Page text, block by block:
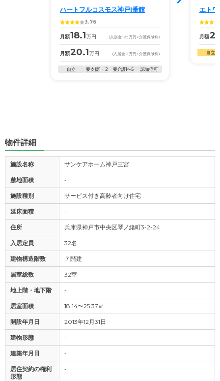
ハートフルコスモス神戸I番館
3.76
月額18.1万円 (入居金120万円 +介護保険料)
月額20.1万円 (入居金0万円 +介護保険料)
自立 要支援1・2 要介護1〜5 認知症可
エト
月額
自立
物件詳細
施設名称 サンケアホーム神戸三宮
敷地面積 -
施設種別 サービス付き高齢者向け住宅
延床面積 -
住所 兵庫県神戸市中央区琴ノ緒町3-2-24
入居定員 32名
建物構造階数 ７階建
居室総数 32室
地上階・地下階 -
居室面積 18.14〜25.37㎡
開設年月日 2013年12月31日
建物形態 -
建築年月日 -
居住契約の権利
形態
-